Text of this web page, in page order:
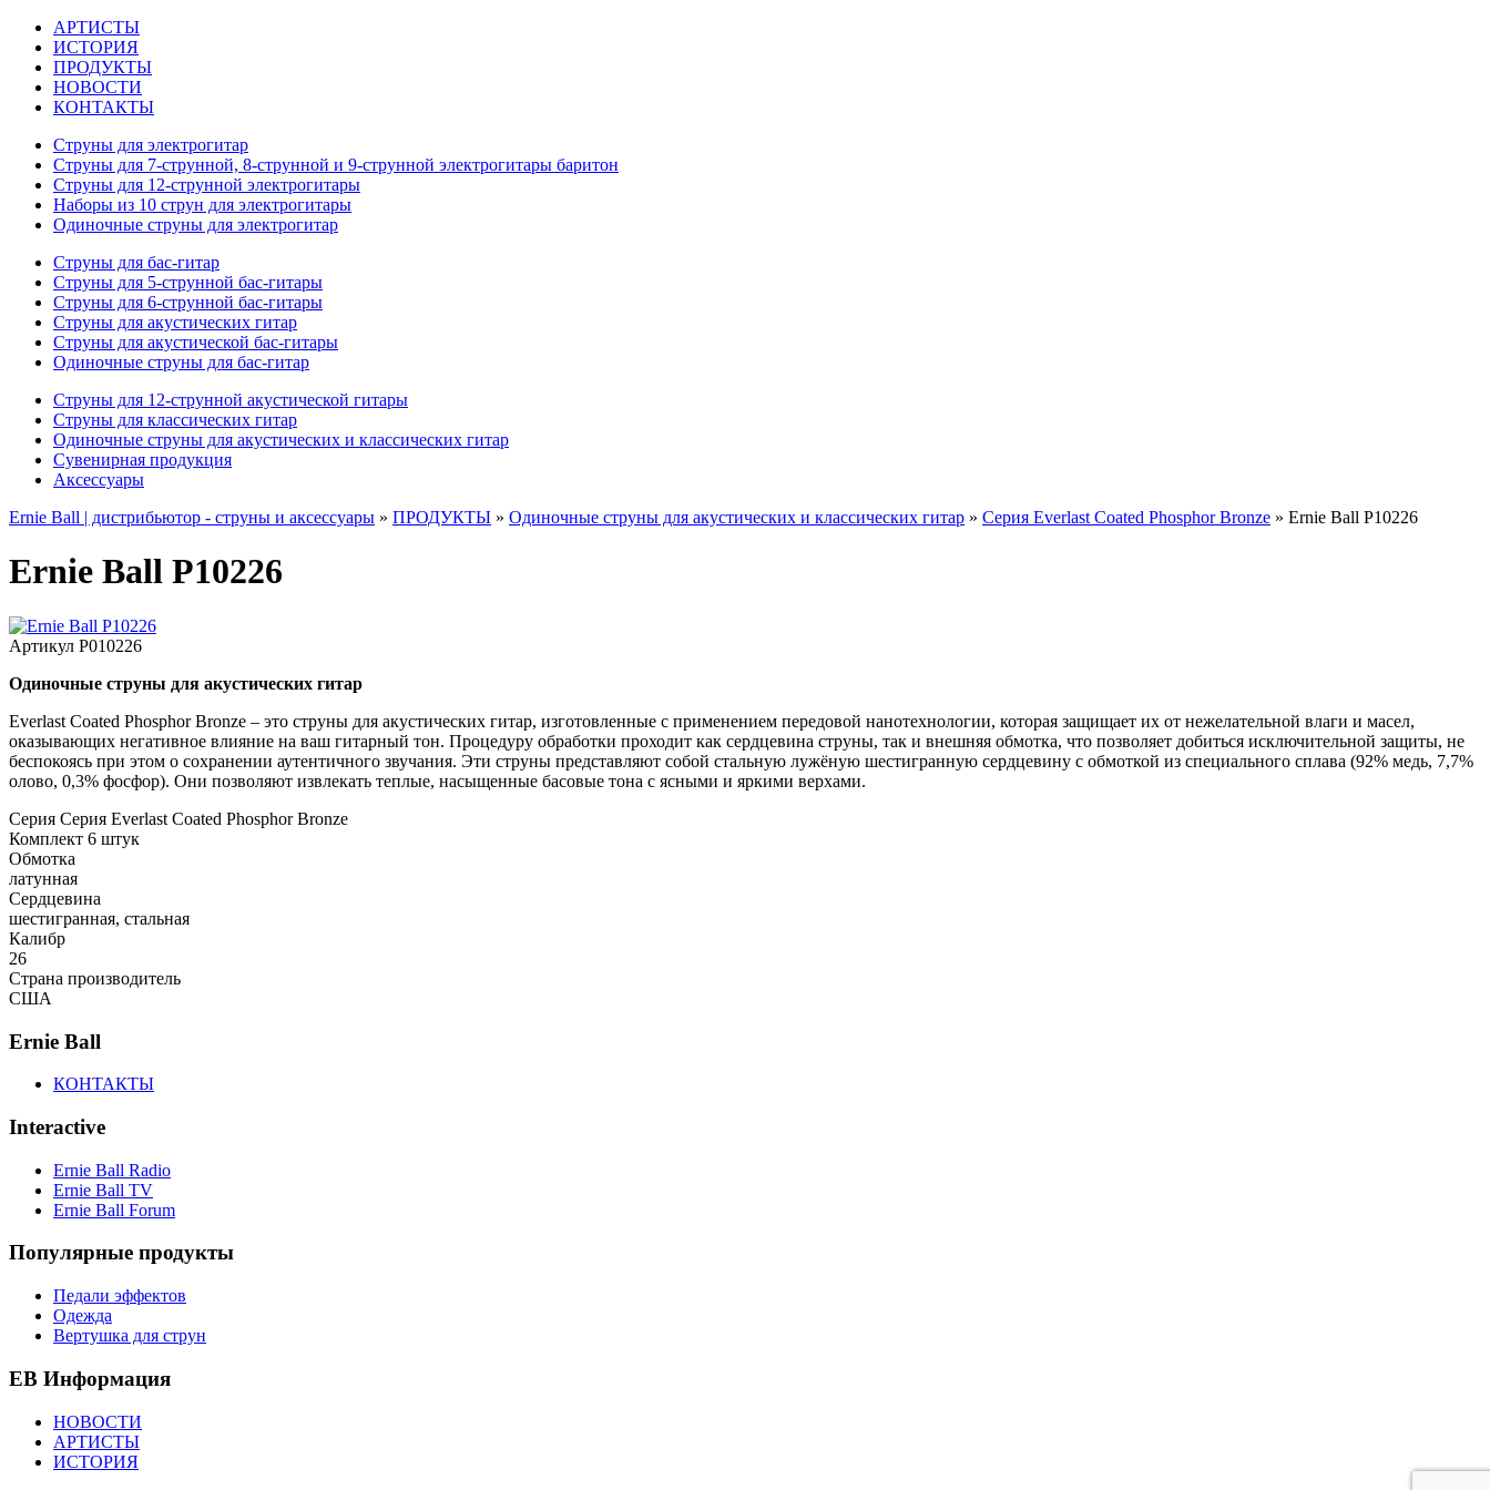
АРТИСТЫ
ИСТОРИЯ
ПРОДУКТЫ
НОВОСТИ
КОНТАКТЫ
Струны для электрогитар
Струны для 7-струнной, 8-струнной и 9-струнной электрогитары баритон
Струны для 12-струнной электрогитары
Наборы из 10 струн для электрогитары
Одиночные струны для электрогитар
Струны для бас-гитар
Струны для 5-струнной бас-гитары
Струны для 6-струнной бас-гитары
Струны для акустических гитар
Струны для акустической бас-гитары
Одиночные струны для бас-гитар
Струны для 12-струнной акустической гитары
Струны для классических гитар
Одиночные струны для акустических и классических гитар
Сувенирная продукция
Аксессуары
Ernie Ball | дистрибьютор - струны и аксессуары » ПРОДУКТЫ » Одиночные струны для акустических и классических гитар » Серия Everlast Coated Phosphor Bronze » Ernie Ball P10226
Ernie Ball P10226
Артикул P010226
Одиночные струны для акустических гитар
Everlast Coated Phosphor Bronze – это струны для акустических гитар, изготовленные с применением передовой нанотехнологии, которая защищает их от нежелательной влаги и масел,
оказывающих негативное влияние на ваш гитарный тон. Процедуру обработки проходит как сердцевина струны, так и внешняя обмотка, что позволяет добиться исключительной защиты, не
беспокоясь при этом о сохранении аутентичного звучания. Эти струны представляют собой стальную лужёную шестигранную сердцевину с обмоткой из специального сплава (92% медь, 7,7%
олово, 0,3% фосфор). Они позволяют извлекать теплые, насыщенные басовые тона с ясными и яркими верхами.
Серия Серия Everlast Coated Phosphor Bronze
Комплект 6 штук
Обмотка
латунная
Сердцевина
шестигранная, стальная
Калибр
26
Страна производитель
США
Ernie Ball
КОНТАКТЫ
Interactive
Ernie Ball Radio
Ernie Ball TV
Ernie Ball Forum
Популярные продукты
Педали эффектов
Одежда
Вертушка для струн
EB Информация
НОВОСТИ
АРТИСТЫ
ИСТОРИЯ